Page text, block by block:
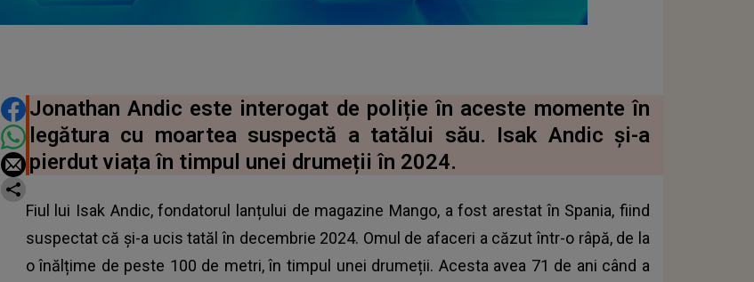
DISTRIBUIE ARTICOLUL
Jonathan Andic este interogat de poliție în aceste momente în
legătura cu moartea suspectă a tatălui său. Isak Andic și-a
pierdut viața în timpul unei drumeții în 2024.
Fiul lui Isak Andic, fondatorul lanțului de magazine Mango, a fost arestat în Spania, fiind
suspectat că și-a ucis tatăl în decembrie 2024. Omul de afaceri a căzut într-o râpă, de la
o înălțime de peste 100 de metri, în timpul unei drumeții. Acesta avea 71 de ani când a